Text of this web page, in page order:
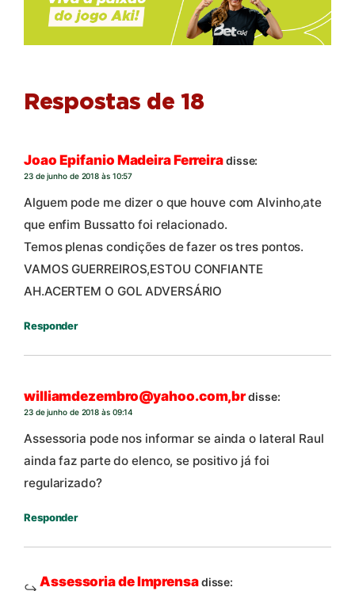
Respostas de 18
Joao Epifanio Madeira Ferreiradisse:
23 de junho de 2018 às 10:57
Alguem pode me dizer o que houve com Alvinho,ate
que enfim Bussatto foi relacionado.
Temos plenas condições de fazer os tres pontos.
VAMOS GUERREIROS,ESTOU CONFIANTE
AH.ACERTEM O GOL ADVERSÁRIO
Responder
williamdezembro@yahoo.com,brdisse:
23 de junho de 2018 às 09:14
Assessoria pode nos informar se ainda o lateral Raul
ainda faz parte do elenco, se positivo já foi
regularizado?
Responder
Assessoria de Imprensadisse: